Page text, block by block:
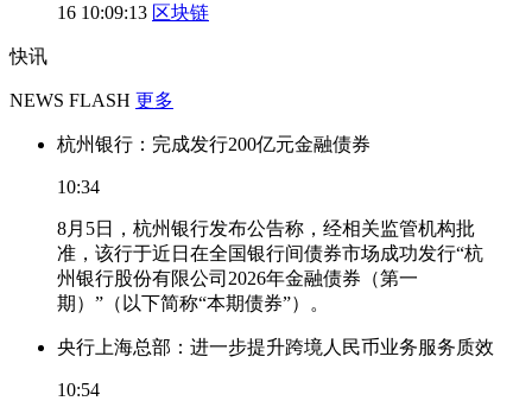
16 10:09:13 区块链
快讯
NEWS FLASH 更多
杭州银行：完成发行200亿元金融债券
10:34
8月5日，杭州银行发布公告称，经相关监管机构批
准，该行于近日在全国银行间债券市场成功发行“杭
州银行股份有限公司2026年金融债券（第一
期）”（以下简称“本期债券”）。
央行上海总部：进一步提升跨境人民币业务服务质效
10:54